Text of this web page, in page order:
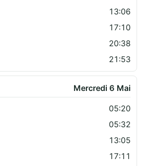
13:06
17:10
20:38
21:53
Mercredi 6 Mai
05:20
05:32
13:05
17:11